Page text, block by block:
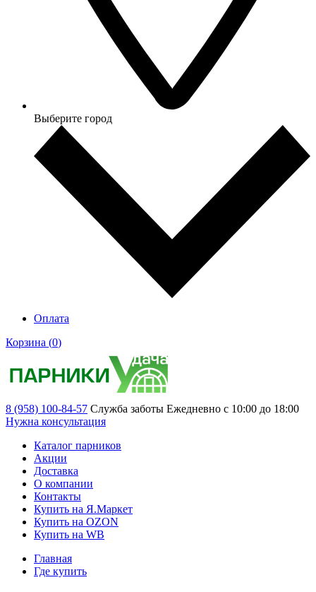
Выберите город
Оплата
Корзина (0)
8 (958) 100-84-57 Служба заботы Ежедневно с 10:00 до 18:00
Нужна консультация
Каталог парников
Акции
Доставка
О компании
Контакты
Купить на Я.Маркет
Купить на OZON
Купить на WB
Главная
Где купить